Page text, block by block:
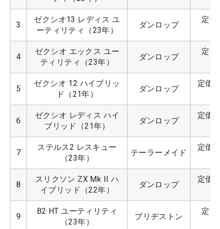
3
ゼクシオ13 レディス ユ
ーティリティ（23年）
ダンロップ
定価
4
ゼクシオ エックス ユー
ティリティ（23年）
ダンロップ
定価
5
ゼクシオ 12 ハイブリッ
ド（21年）
ダンロップ
定価
6
ゼクシオ レディス ハイ
ブリッド（21年）
ダンロップ
定価
7
ステルス2 レスキュー
（23年）
テーラーメイド
定価
8
スリクソン ZX Mk II ハ
イブリッド（22年）
ダンロップ
定価
9
B2 HT ユーティリティ
（23年）
ブリヂストン
定価